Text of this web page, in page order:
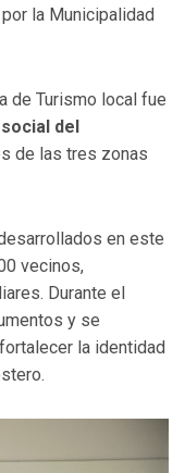
la Municipalidad
de Turismo local fue
del
de las tres zonas
en este
vecinos,
Durante el
y se
la identidad